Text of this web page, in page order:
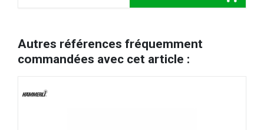
Autres références fréquemment
commandées avec cet article :